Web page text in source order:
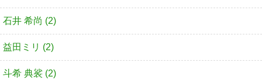
石井 希尚 (2)
益田ミリ (2)
斗希 典裟 (2)